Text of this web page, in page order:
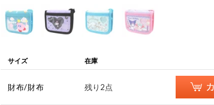
サイズ 在庫
財布/財布 残り2点